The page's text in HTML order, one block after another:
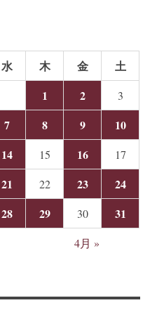
水 木 金
土
1
2
3
7 8 9
10
14 15 16 17
21 22 23
24
28 29 30 31
4月 »